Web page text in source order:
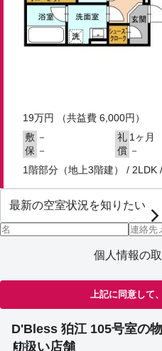
19万円
（共益費 6,000円）
敷 － 礼 1ヶ月
保 － 償 －
1階部分（地上3階建） / 2LDK
個人情報の
上記に同意して
D'Bless 狛江 105号室の
り扱い店舗